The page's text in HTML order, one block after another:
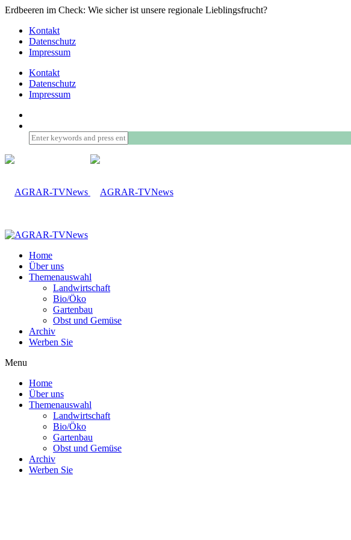
Erdbeeren im Check: Wie sicher ist unsere regionale Lieblingsfrucht?
Kontakt
Datenschutz
Impressum
Kontakt
Datenschutz
Impressum
Home
Über uns
Themenauswahl
Landwirtschaft
Bio/Öko
Gartenbau
Obst und Gemüse
Archiv
Werben Sie
Menu
Home
Über uns
Themenauswahl
Landwirtschaft
Bio/Öko
Gartenbau
Obst und Gemüse
Archiv
Werben Sie